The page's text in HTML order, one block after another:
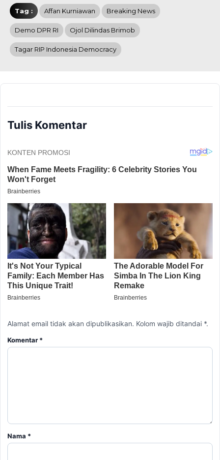
Tag : Affan Kurniawan Breaking News
Demo DPR RI Ojol Dilindas Brimob
Tagar RIP Indonesia Democracy
Tulis Komentar
Alamat email tidak akan dipublikasikan. Kolom wajib ditandai *.
Komentar *
Nama *